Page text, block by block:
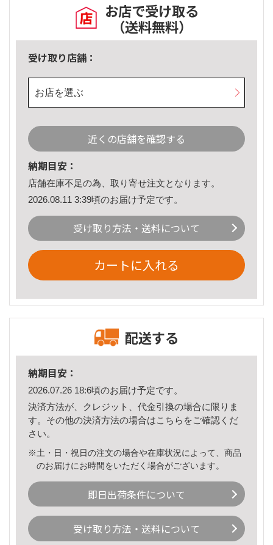
お店で受け取る
（送料無料）
受け取り店舗：
お店を選ぶ
近くの店舗を確認する
納期目安：
店舗在庫不足の為、取り寄せ注文となります。
2026.08.11 3:39頃のお届け予定です。
受け取り方法・送料について
カートに入れる
配送する
納期目安：
2026.07.26 18:6頃のお届け予定です。
決済方法が、クレジット、代金引換の場合に限りま
す。その他の決済方法の場合はこちら をご確認くだ
さい。
※土・日・祝日の注文の場合や在庫状況によって、商品
のお届けにお時間をいただく場合がございます。
即日出荷条件について
受け取り方法・送料について